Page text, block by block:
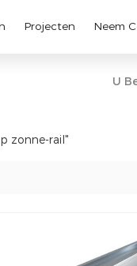
Projecten Neem
U
zonne-rail"